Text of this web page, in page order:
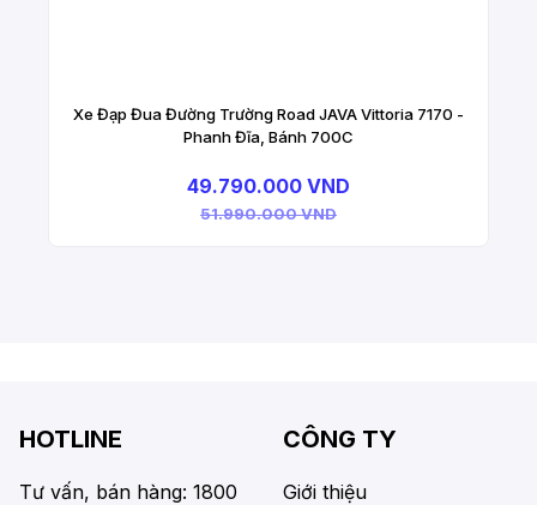
Xe Đạp Đua Đường Trường Road JAVA Vittoria 7170 -
Phanh Đĩa, Bánh 700C
49.790.000 VND
51.990.000 VND
HOTLINE
Tư vấn, bán hàng: 1800
CÔNG TY
Giới thiệu